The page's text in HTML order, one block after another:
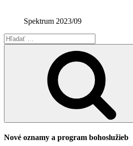
Spektrum 2023/09
Hľadať:
Nové oznamy a program bohoslužieb